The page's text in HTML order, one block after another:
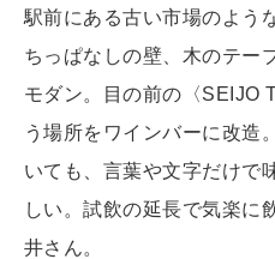
算命学がわか
駅前にある古い市場のよう
ちっぱなしの壁、木のテー
モダン。目の前の〈SEIJO
う場所をワインバーに改造
いても、言葉や文字だけで
しい。試飲の延長で気楽に
井さん。